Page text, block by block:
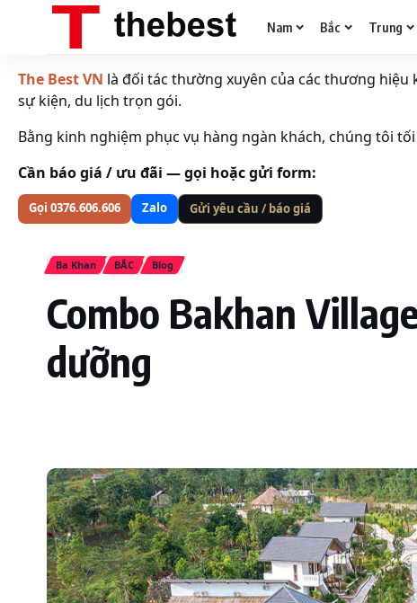
Nam Bắc Trung
The Best VN là đối tác thường xuyên của các thương
sự kiện, du lịch trọn gói.
Bằng kinh nghiệm phục vụ hàng ngàn khách, chúng tôi
Cần báo giá / ưu đãi — gọi hoặc gửi form:
Gọi 0376.606.606 Zalo Gửi yêu cầu / báo giá
Ba Khan BẮC Blog
Combo Bakhan
dưỡng